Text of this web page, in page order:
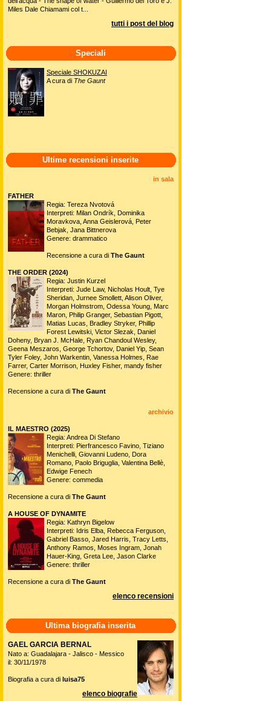
Miles Dale Chiamami col t...
tutti i post del blog
Speciali
Speciale SHOKUZAI
A cura di The Gaunt
Ultime recensioni inserite
in sala
FATHER
Regia: Tereza Nvotová
Interpreti: Milan Ondrík, Dominika
Moravkova, Anna Geislerová, Peter
Bebjak, Jana Bittnerova
Genere: drammatico
Recensione a cura di The Gaunt
THE ORDER (2024)
Regia: Justin Kurzel
Interpreti: Jude Law, Nicholas Hoult, Tye
Sheridan, Jurnee Smollett, Alison Oliver,
Morgan Holmstrom, Odessa Young, Marc
Maron, Philip Granger, Sebastian Pigott,
Matias Lucas, Bradley Stryker, Phillip
Forest Lewitski, Victor Slezak, Daniel
Doheny, Bryan J. McHale, Ryan Chandoul Wesley,
Geena Meszaros, George Tchortov, Daniel Yip, Sean
Tyler Foley, John Warkentin, Vanessa Holmes, Rae
Farrer, Carter Morrison, Huxley Fisher, mandy fisher
Genere: thriller
Recensione a cura di The Gaunt
archivio
IL MAESTRO (2025)
Regia: Andrea Di Stefano
Interpreti: Pierfrancesco Favino, Tiziano
Menichelli, Giovanni Ludeno, Dora
Romano, Paolo Briguglia, Valentina Bellè,
Edwige Fenech
Genere: commedia
Recensione a cura di The Gaunt
A HOUSE OF DYNAMITE
Regia: Kathryn Bigelow
Interpreti: Idris Elba, Rebecca Ferguson,
Gabriel Basso, Jared Harris, Tracy Letts,
Anthony Ramos, Moses Ingram, Jonah
Hauer-King, Greta Lee, Jason Clarke
Genere: thriller
Recensione a cura di The Gaunt
elenco recensioni
Ultima biografia inserita
GAEL GARCIA BERNAL
Nato a: Guadalajara - Jalisco - Messico
il: 30/11/1978
Biografia a cura di luisa75
elenco biografie